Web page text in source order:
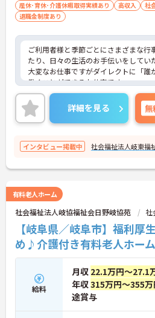
産休･育休･介護休暇取得実績あり
高収入 社
退職金制度あり
ご利用者様と季節ごとにさまざまな行
たり、日々の生活のお手伝いをしてい
大変なお仕事ですがダイレクトに「誰
働くことができるお仕事です。
ご興味いただいた方は、詳細等お伝え
ご連絡ください。詳細を見る 無
インタビュー掲載中 社会福祉法人岐東福
有料老人ホーム
社会福祉法人岐協福祉会日野岐協苑 社
【岐阜県／岐阜市】福利
め♪介護付き有料老人ホー
給料
月収 22.1万円～27.1
年収315万円～355万
途賞与